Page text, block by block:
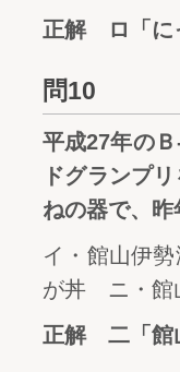
正解 ロ「に
問10
平成27年の
ドグランプ
ねの器で、
イ・館山伊
が丼 ニ・館
正解 二「館